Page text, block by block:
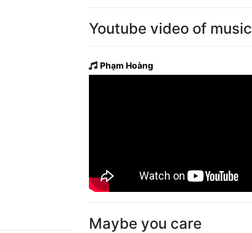
Youtube video of music
Phạm Hoàng
Maybe you care